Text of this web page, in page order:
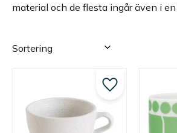
material och de flesta ingår även i
Välj sortering
Lägg till i